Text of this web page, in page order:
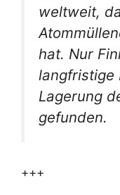
weltweit,
hat. Nur
langfristige
Lagerung
gefunden.
+++